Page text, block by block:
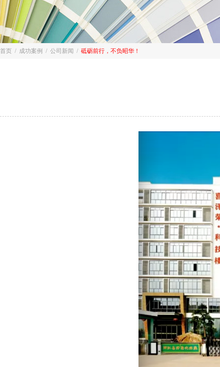
首页 / 成功案例 / 公司新闻 / 砥砺前行，不负昭华！